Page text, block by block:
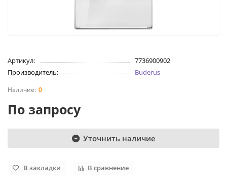
Артикул:
7736900902
Производитель:
Buderus
0
По запросу
Уточнить наличие
В закладки В сравнение